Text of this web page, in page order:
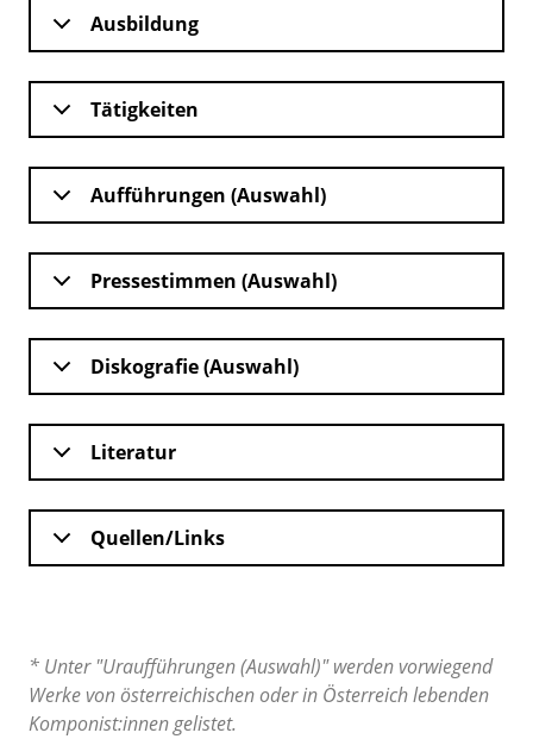
Ausbildung
Tätigkeiten
Aufführungen (Auswahl)
Pressestimmen (Auswahl)
Diskografie (Auswahl)
Literatur
Quellen/Links
* Unter "Uraufführungen (Auswahl)" werden vorwiegend
Werke von österreichischen oder in Österreich lebenden
Komponist:innen gelistet.